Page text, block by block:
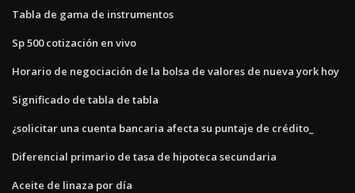
Tabla de gama de instrumentos
Sp 500 cotización en vivo
Horario de negociación de la bolsa de valores de nueva york hoy
Significado de tabla de tabla
¿solicitar una cuenta bancaria afecta su puntaje de crédito_
Diferencial primario de tasa de hipoteca secundaria
Aceite de linaza por día